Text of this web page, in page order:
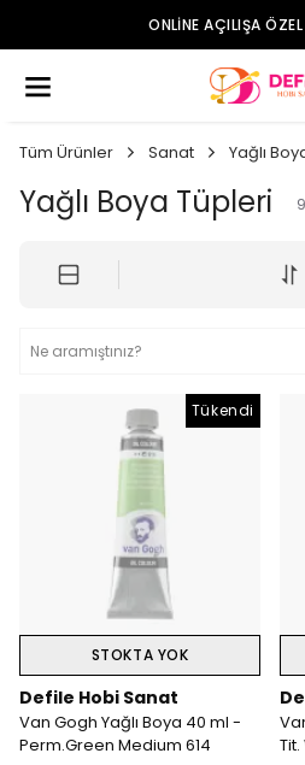
ONLINE AÇILIŞA
Tüm Ürünler Sanat Yağlı
Yağlı Boya Tüpleri
Tükendi
STOKTA YOK
Defile Hobi Sanat
Van Gogh Yağlı Boya 40 ml -
Perm.Green Medium 614